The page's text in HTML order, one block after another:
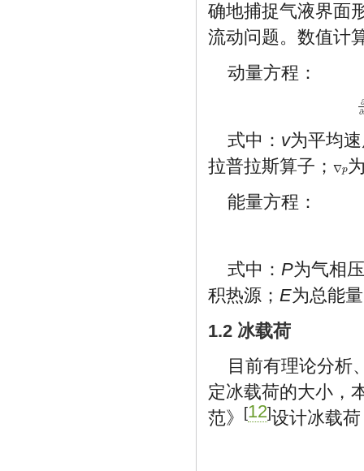
确地捕捉气液界面
流动问题。数值计
动量方程：
∂
∂
∂
式中： v为平均
拉普拉斯算子； ∇p
∇p
能量方程：
式中： P为气相
积热源； E为总能
1.2 冰载荷
目前有理论分析
定冰载荷的大小，
范》
[12]设计冰载